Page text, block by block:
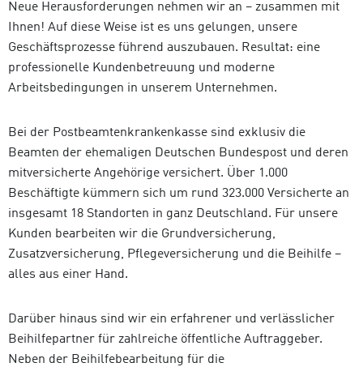
Neue Herausforderungen nehmen wir an – zusammen mit
Ihnen! Auf diese Weise ist es uns gelungen, unsere
Geschäftsprozesse führend auszubauen. Resultat: eine
professionelle Kundenbetreuung und moderne
Arbeitsbedingungen in unserem Unternehmen.
Bei der Postbeamtenkrankenkasse sind exklusiv die
Beamten der ehemaligen Deutschen Bundespost und deren
mitversicherte Angehörige versichert. Über 1.000
Beschäftigte kümmern sich um rund 323.000 Versicherte an
insgesamt 18 Standorten in ganz Deutschland. Für unsere
Kunden bearbeiten wir die Grundversicherung,
Zusatzversicherung, Pflegeversicherung und die Beihilfe –
alles aus einer Hand.
Darüber hinaus sind wir ein erfahrener und verlässlicher
Beihilfepartner für zahlreiche öffentliche Auftraggeber.
Neben der Beihilfebearbeitung für die